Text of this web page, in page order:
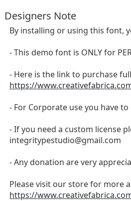
Designers Note
By installing or using this font,
- This demo font is ONLY for
- Here is the link to purchase
https://
- For Corporate use you have
- If you need a custom license
integritypestudio@gmail.com
- Any donation are very
Please visit our store for more
https://